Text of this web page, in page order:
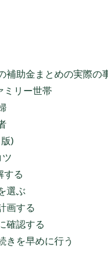
補助金まとめの実際の
ミリー世帯
)
する
選ぶ
画する
確認する
きを早めに行う